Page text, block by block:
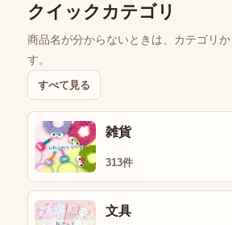
クイックカテゴリ
商品名が分からないときは、カテゴリ
す。
すべて見る
雑貨
313件
文具